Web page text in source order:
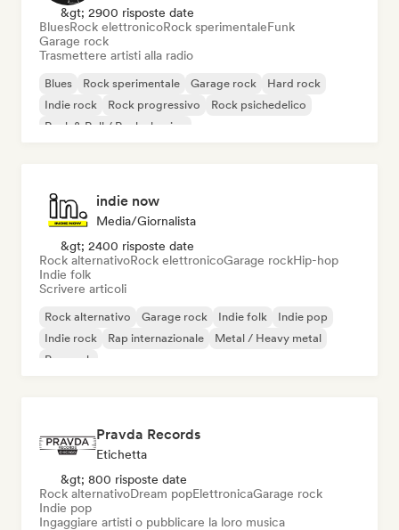
&gt; 2900 risposte date
BluesRock elettronicoRock sperimentaleFunk
Garage rock
Trasmettere artisti alla radio
Blues Rock sperimentale Garage rock
Hard rock
Indie rock
Rock progressivo
Rock psichedelico
Rock & Roll / Rock classico
indie now
Media/Giornalista
&gt; 2400 risposte date
Rock alternativoRock elettronicoGarage rockHip-hop
Indie folk
Scrivere articoli
Rock alternativo Garage rock Indie folk
Indie pop
Indie rock
Rap internazionale
Metal / Heavy metal
Pop rock
Pravda Records
Etichetta
&gt; 800 risposte date
Rock alternativoDream popElettronicaGarage rock
Indie pop
Ingaggiare artisti o pubblicare la loro musica